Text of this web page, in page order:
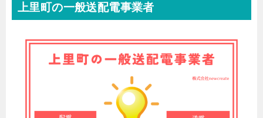
上里町の一般送配電事業者